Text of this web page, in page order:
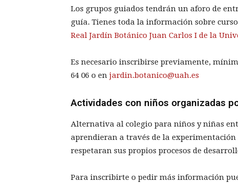
Los grupos guiados tendrán un aforo de
guía. Tienes toda la información sobre
Real Jardín Botánico Juan Carlos I de la
Es necesario inscribirse previamente,
64 06 o en jardin.botanico@uah.es
Actividades con niños organizadas
Alternativa al colegio para niños y niñas
aprendieran a través de la experimentación
respetaran sus propios procesos de
Para inscribirte o pedir más información